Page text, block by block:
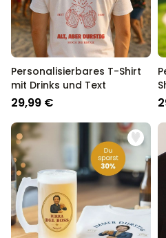
Personalisierbares T-Shirt
mit Drinks und Text
29,99 €